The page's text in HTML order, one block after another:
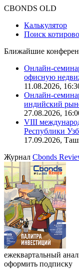
CBONDS OLD
Калькулятор
Поиск
Ближайшие
Онлайн-
офисную
11.08.2026,
Онлайн-
индийский
27.08.2026,
VIII
Республики
17.09.2026,
Журнал Cbonds
ежеквартальный
оформить подписку